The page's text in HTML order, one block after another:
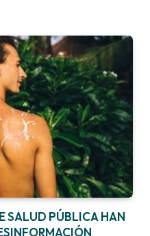
SALUD PÚBLICA HAN